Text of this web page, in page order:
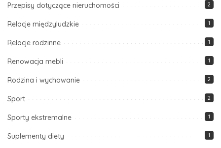
Przepisy dotyczące nieruchomości 2
Relacje międzyludzkie 1
Relacje rodzinne 1
Renowacja mebli 1
Rodzina i wychowanie 2
Sport 2
Sporty ekstremalne 1
Suplementy diety 1